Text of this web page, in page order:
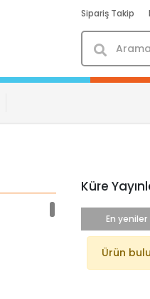
Sipariş Takip
Küre
En yeniler
Ürün